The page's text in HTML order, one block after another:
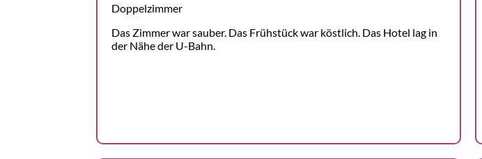
Doppelzimmer
Das Zimmer war sauber. Das Frühstück war köstlich. Das Hotel lag in
der Nähe der U-Bahn.